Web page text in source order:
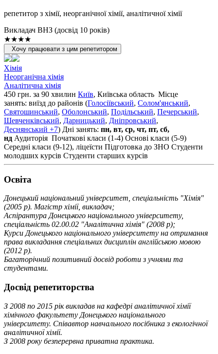
репетитор з хімії, неорганічної хімії, аналітичної хімії
Викладач ВНЗ (досвід 10 років)
★★★★
Хочу працювати з цим репетитором
Хімія
Неорганічна хімія
Аналітична хімія
450 грн. за 90 хвилин Київ, Київська область Місце
занять: виїзд до районів (Голосіївський, Солом'янський,
Святошинський, Оболонський, Подільський, Печерський,
Шевченківський, Дарницький, Дніпровський,
Деснянський +7) Дні занять: пн, вт, ср, чт, пт, сб,
нд Аудиторія Початкові класи (1-4) Основі класи (5-9)
Середні класи (9-12), ліцеїсти Підготовка до ЗНО Студенти
молодших курсів Студенти старших курсів
Освiта
Донецький національний університет, спеціальність "Хімія"
(2005 р). Магістр хімії, викладач;
Аспірантура Донецького національного університету,
спеціальність 02.00.02 "Аналітична хімія" (2008 р);
Курси Донецького національного університету на отримання
права викладання спеціальних дисциплін англійською мовою
(2012 р).
Багаторічний позитивний досвід роботи з учнями та
студентами.
Досвід репетиторства
З 2008 по 2015 рік викладав на кафедрі аналітичної хімії
хімічного факультету Донецького національного
університету. Співавтор навчального посібника з екологічної
аналітичної хімії.
З 2008 року безперервна приватна практика.